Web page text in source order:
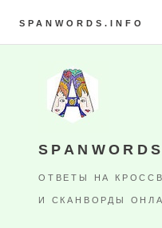
SPANWORDS.INFO
ОТВЕТЫ НА
И СКАНВОРДЫ